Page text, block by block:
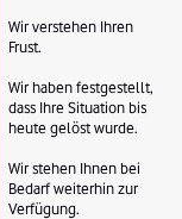
Wir verstehen Ihren
Frust.
Wir haben festgestellt,
dass Ihre Situation bis
heute gelöst wurde.
Wir stehen Ihnen bei
Bedarf weiterhin zur
Verfügung.